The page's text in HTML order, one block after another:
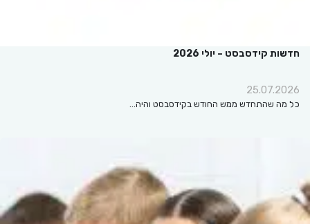
חדשות קידסבסט – יולי 2026
25.07.2026
כל מה שהתחדש ממש החודש בקידסבסט והיה…